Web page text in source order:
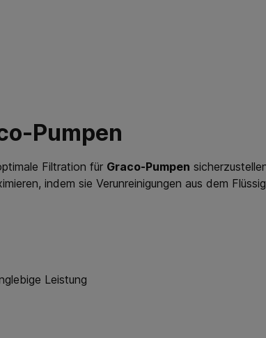
Pumpen
Filtration für Graco-Pumpen
indem sie Verunreinigungen aus dem
Leistung